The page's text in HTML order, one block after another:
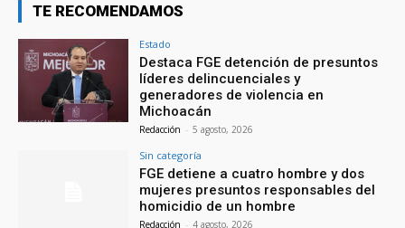
TE RECOMENDAMOS
Estado
Destaca FGE detención de presuntos
líderes delincuenciales y
generadores de violencia en
Michoacán
Redacción - 5 agosto, 2026
Sin categoría
FGE detiene a cuatro hombre y dos
mujeres presuntos responsables del
homicidio de un hombre
Redacción - 4 agosto, 2026